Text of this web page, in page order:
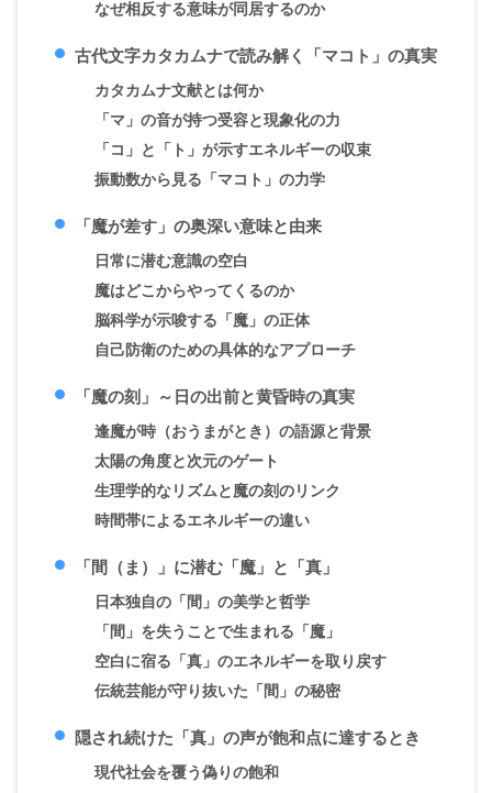
なぜ相反する意味が同居するのか
古代文字カタカムナで読み解く「マコト」の真実
カタカムナ文献とは何か
「マ」の音が持つ受容と現象化の力
「コ」と「ト」が示すエネルギーの収束
振動数から見る「マコト」の力学
「魔が差す」の奥深い意味と由来
日常に潜む意識の空白
魔はどこからやってくるのか
脳科学が示唆する「魔」の正体
自己防衛のための具体的なアプローチ
「魔の刻」～日の出前と黄昏時の真実
逢魔が時（おうまがとき）の語源と背景
太陽の角度と次元のゲート
生理学的なリズムと魔の刻のリンク
時間帯によるエネルギーの違い
「間（ま）」に潜む「魔」と「真」
日本独自の「間」の美学と哲学
「間」を失うことで生まれる「魔」
空白に宿る「真」のエネルギーを取り戻す
伝統芸能が守り抜いた「間」の秘密
隠され続けた「真」の声が飽和点に達するとき
現代社会を覆う偽りの飽和